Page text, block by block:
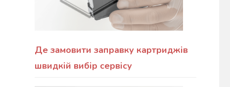
Де замовити заправку картриджів
швидкій вибір сервісу